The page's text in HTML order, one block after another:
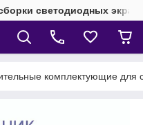
светодиодных
комплектующие для